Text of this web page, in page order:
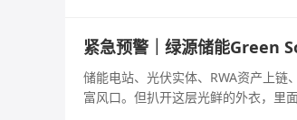
紧急预警｜绿源储能Green
储能电站、光伏实体、RWA资产上
富风口。但扒开这层光鲜的外衣，里